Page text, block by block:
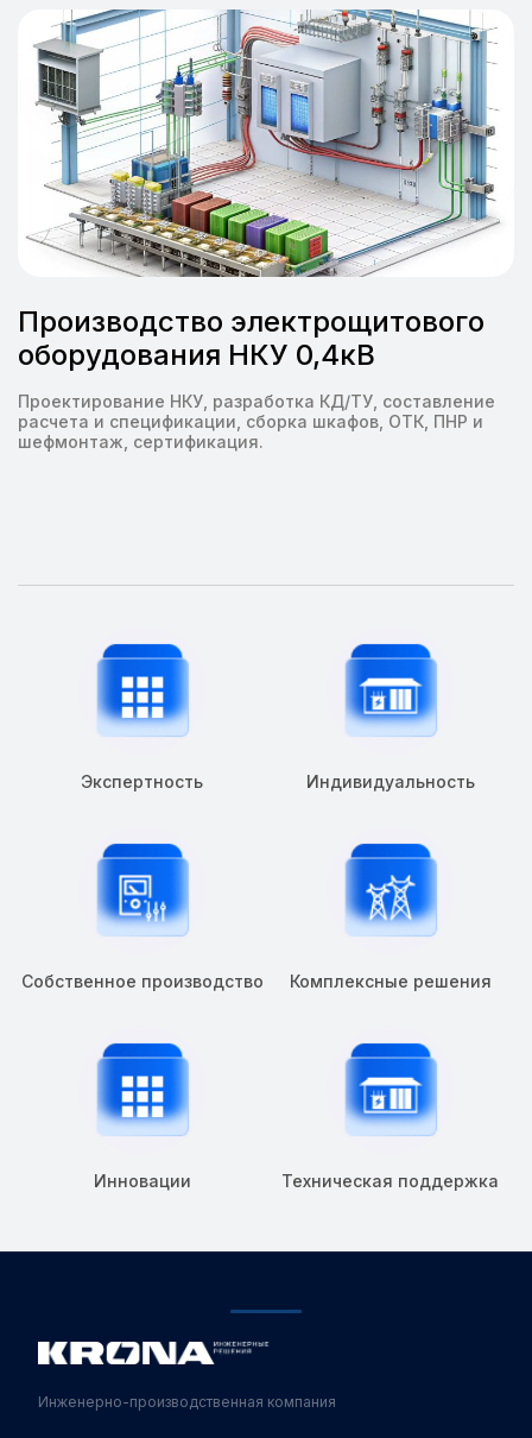
Производство электрощитового
оборудования НКУ 0,4кВ
Проектирование НКУ, разработка КД/ТУ, составление
расчета и спецификации, сборка шкафов, ОТК, ПНР и
шефмонтаж, сертификация.
Экспертность Индивидуальность
Собственное производство Комплексные решения
Инновации Техническая поддержка
Инженерно-производственная компания